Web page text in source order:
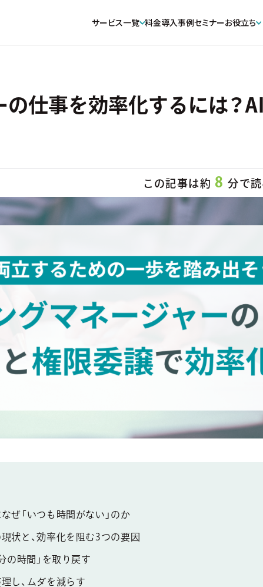
サービス一覧 料金導入事例セミナーお役立ち
仕事を効率化するには？
この記事は約 8分で読
ぜ「いつも時間がない」のか
状と、効率化を阻む3つの要因
の時間」を取り戻す
し、ムダを減らす